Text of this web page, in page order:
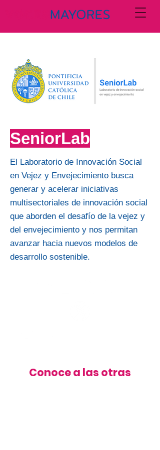
SeniorLab
El Laboratorio de Innovación Social
en Vejez y Envejecimiento busca
generar y acelerar iniciativas
multisectoriales de innovación social
que aborden el desafío de la vejez y
del envejecimiento y nos permitan
avanzar hacia nuevos modelos de
desarrollo sostenible.
Conoce a las otras